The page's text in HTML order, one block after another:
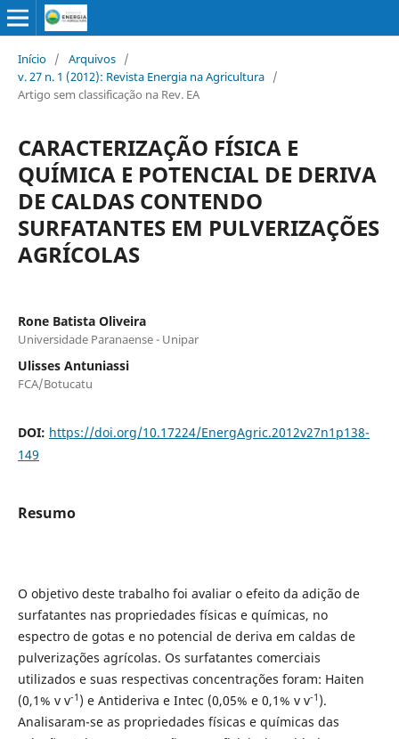
Início / Arquivos /
v. 27 n. 1 (2012): Revista Energia na Agricultura /
Artigo sem classificação na Rev. EA
CARACTERIZAÇÃO FÍSICA E
QUÍMICA E POTENCIAL DE DERIVA
DE CALDAS CONTENDO
SURFATANTES EM PULVERIZAÇÕES
AGRÍCOLAS
Rone Batista Oliveira
Universidade Paranaense - Unipar
Ulisses Antuniassi
FCA/Botucatu
DOI: https://doi.org/10.17224/EnergAgric.2012v27n1p138-
149
Resumo
O objetivo deste trabalho foi avaliar o efeito da adição de
surfatantes nas propriedades físicas e químicas, no
espectro de gotas e no potencial de deriva em caldas de
pulverizações agrícolas. Os surfatantes comerciais
utilizados e suas respectivas concentrações foram: Haiten
(0,1% v v-1 ) e Antideriva e Intec (0,05% e 0,1% v v-1 ).
Analisaram-se as propriedades físicas e químicas das